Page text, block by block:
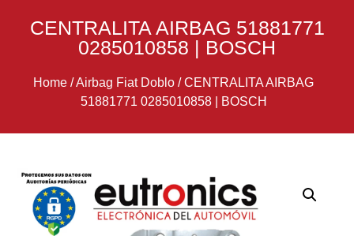
CENTRALITA AIRBAG 51881771
0285010858 | BOSCH
Home /Airbag Fiat Doblo /CENTRALITA AIRBAG
51881771 0285010858 | BOSCH